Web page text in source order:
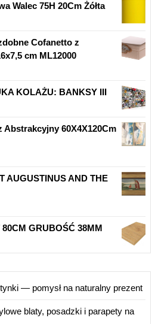
Walec 75H 20Cm Żółta
Cofanetto z
cm ML12000
KOLAŻU: BANKSY III
Abstrakcyjny 60X4X120Cm
AUGUSTINUS AND THE
GRUBOŚĆ 38MM
— pomysł na naturalny prezent
blaty, posadzki i parapety na